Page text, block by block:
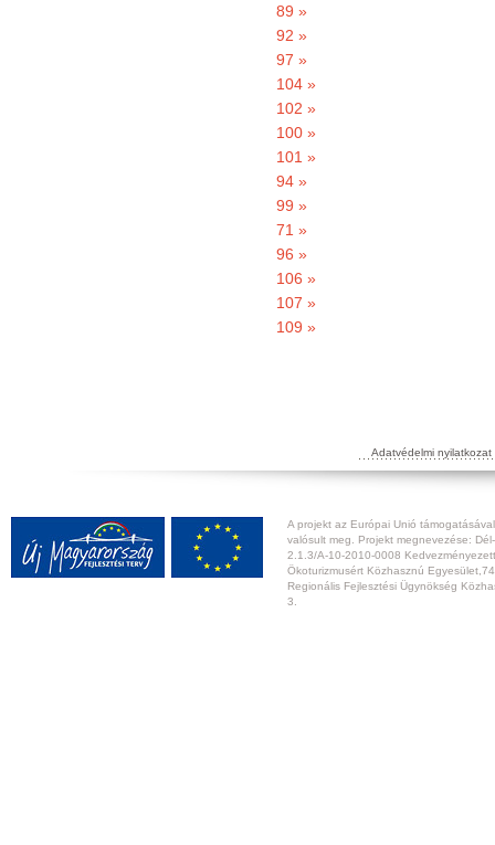
89 »
92 »
97 »
104 »
102 »
100 »
101 »
94 »
99 »
71 »
96 »
106 »
107 »
109 »
Adatvédelmi nyilatkozat
A projekt az Európai Unió
valósult meg. Projekt megnevezése:
2.1.3/A-10-2010-0008
Ökoturizmusért Közhasznú
Regionális Fejlesztési Ügynökség
3.